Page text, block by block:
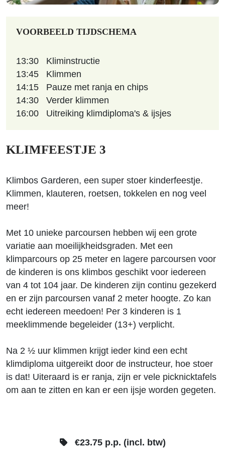
VOORBEELD TIJDSCHEMA
13:30
Kliminstructie
13:45
Klimmen
14:15
Pauze met ranja en chips
14:30
Verder klimmen
16:00
Uitreiking klimdiploma's & ijsjes
KLIMFEESTJE 3
Klimbos Garderen, een super stoer kinderfeestje.
Klimmen, klauteren, roetsen, tokkelen en nog veel
meer!
Met 10 unieke parcoursen hebben wij een grote
variatie aan moeilijkheidsgraden. Met een
klimparcours op 25 meter en lagere parcoursen voor
de kinderen is ons klimbos geschikt voor iedereen
van 4 tot 104 jaar. De kinderen zijn continu gezekerd
en er zijn parcoursen vanaf 2 meter hoogte. Zo kan
echt iedereen meedoen! Per 3 kinderen is 1
meeklimmende begeleider (13+) verplicht.
Na 2 ½ uur klimmen krijgt ieder kind een echt
klimdiploma uitgereikt door de instructeur, hoe stoer
is dat! Uiteraard is er ranja, zijn er vele picknicktafels
om aan te zitten en kan er een ijsje worden gegeten.
€23.75 p.p. (incl. btw)